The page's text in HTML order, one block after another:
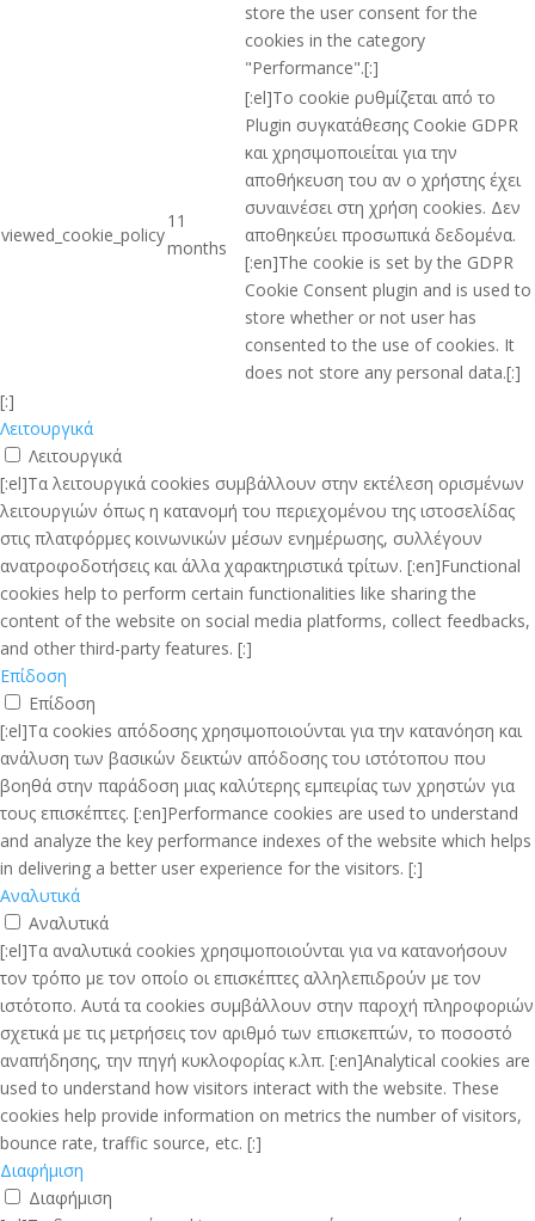
store the user consent for the
cookies in the category
"Performance".[:]
viewed_cookie_policy
11
months
[:el]Το cookie ρυθμίζεται από το
Plugin συγκατάθεσης Cookie GDPR
και χρησιμοποιείται για την
αποθήκευση του αν ο χρήστης έχει
συναινέσει στη χρήση cookies. Δεν
αποθηκεύει προσωπικά δεδομένα.
[:en]The cookie is set by the GDPR
Cookie Consent plugin and is used to
store whether or not user has
consented to the use of cookies. It
does not store any personal data.[:]
[:]
Λειτουργικά
Λειτουργικά
[:el]Τα λειτουργικά cookies συμβάλλουν στην εκτέλεση ορισμένων
λειτουργιών όπως η κατανομή του περιεχομένου της ιστοσελίδας
στις πλατφόρμες κοινωνικών μέσων ενημέρωσης, συλλέγουν
ανατροφοδοτήσεις και άλλα χαρακτηριστικά τρίτων. [:en]Functional
cookies help to perform certain functionalities like sharing the
content of the website on social media platforms, collect feedbacks,
and other third-party features. [:]
Επίδοση
Επίδοση
[:el]Τα cookies απόδοσης χρησιμοποιούνται για την κατανόηση και
ανάλυση των βασικών δεικτών απόδοσης του ιστότοπου που
βοηθά στην παράδοση μιας καλύτερης εμπειρίας των χρηστών για
τους επισκέπτες. [:en]Performance cookies are used to understand
and analyze the key performance indexes of the website which helps
in delivering a better user experience for the visitors. [:]
Αναλυτικά
Αναλυτικά
[:el]Τα αναλυτικά cookies χρησιμοποιούνται για να κατανοήσουν
τον τρόπο με τον οποίο οι επισκέπτες αλληλεπιδρούν με τον
ιστότοπο. Αυτά τα cookies συμβάλλουν στην παροχή πληροφοριών
σχετικά με τις μετρήσεις τον αριθμό των επισκεπτών, το ποσοστό
αναπήδησης, την πηγή κυκλοφορίας κ.λπ. [:en]Analytical cookies are
used to understand how visitors interact with the website. These
cookies help provide information on metrics the number of visitors,
bounce rate, traffic source, etc. [:]
Διαφήμιση
Διαφήμιση